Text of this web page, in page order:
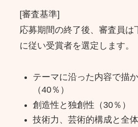
[審査基準]
応募期間の終了後、審査員は
に従い受賞者を選定します。
テーマに沿った内容で描
（40％）
創造性と独創性（30％）
技術力、芸術的構成と全